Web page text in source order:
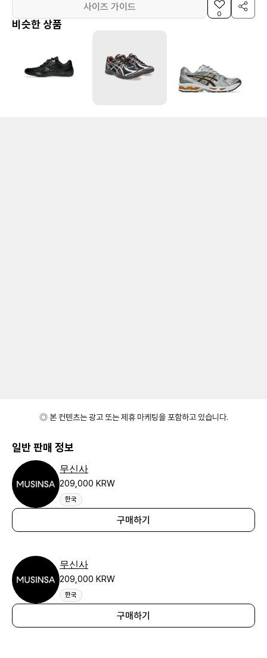
사이즈 가이드
0
비슷한 상품
◎ 본 컨텐츠는 광고 또는 제휴 마케팅을 포함하고 있습니다.
일반 판매 정보
무신사
209,000 KRW
한국
구매하기
무신사
209,000 KRW
한국
구매하기